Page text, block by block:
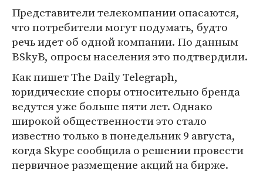
Представители телекомпании опасаются,
что потребители могут подумать, будто
речь идет об одной компании. По данным
BSkyB, опросы населения это подтвердили.
Как пишет The Daily Telegraph,
юридические споры относительно бренда
ведутся уже больше пяти лет. Однако
широкой общественности это стало
известно только в понедельник 9 августа,
когда Skype сообщила о решении провести
первичное размещение акций на бирже.